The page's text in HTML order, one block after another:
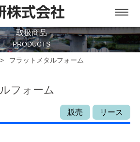
取扱商品
PRODUCTS
> フラットメタルフォーム
フォーム
販売 リース